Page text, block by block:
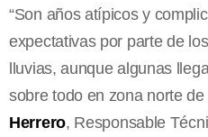
“Son años atípicos y
expectativas por parte de
lluvias, aunque algunas
sobre todo en zona norte
Herrero, Responsable